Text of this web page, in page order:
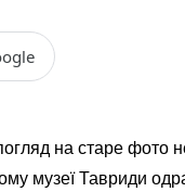
на старе фото
музеї Тавриди